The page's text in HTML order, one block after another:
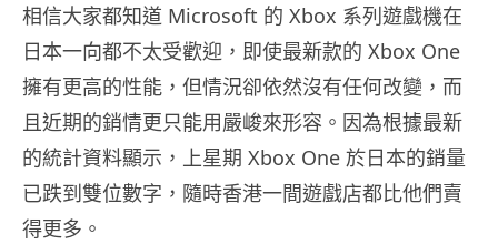
相信大家都知道 Microsoft 的 Xbox 系列遊戲機在
日本一向都不太受歡迎，即使最新款的 Xbox One
擁有更高的性能，但情況卻依然沒有任何改變，而
且近期的銷情更只能用嚴峻來形容。因為根據最新
的統計資料顯示，上星期 Xbox One 於日本的銷量
已跌到雙位數字，隨時香港一間遊戲店都比他們賣
得更多。